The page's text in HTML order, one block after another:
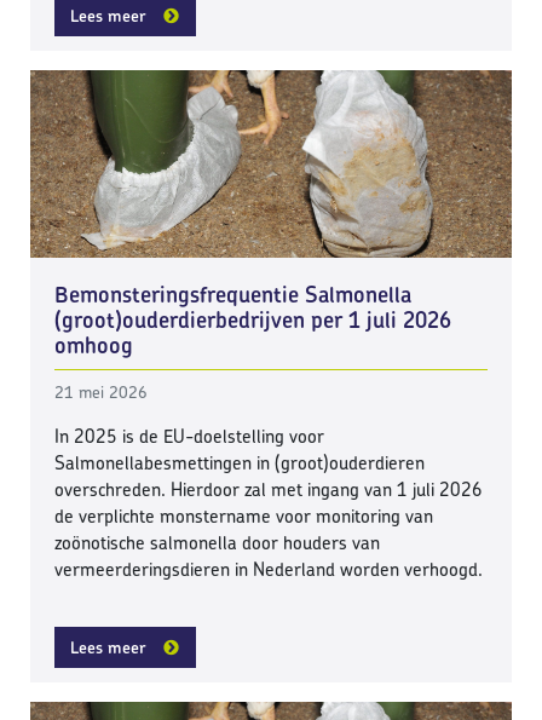
Lees meer
Bemonsteringsfrequentie Salmonella
(groot)ouderdierbedrijven per 1 juli 2026
omhoog
21 mei 2026
In 2025 is de EU-doelstelling voor
Salmonellabesmettingen in (groot)ouderdieren
overschreden. Hierdoor zal met ingang van 1 juli 2026
de verplichte monstername voor monitoring van
zoönotische salmonella door houders van
vermeerderingsdieren in Nederland worden verhoogd.
Lees meer